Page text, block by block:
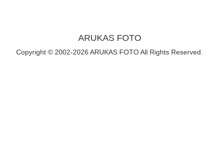
ARUKAS FOTO
Copyright © 2002-2026 ARUKAS FOTO All Rights Reserved.